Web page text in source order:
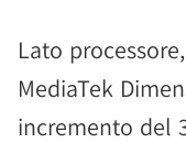
Lato
MediaTek
incremento del